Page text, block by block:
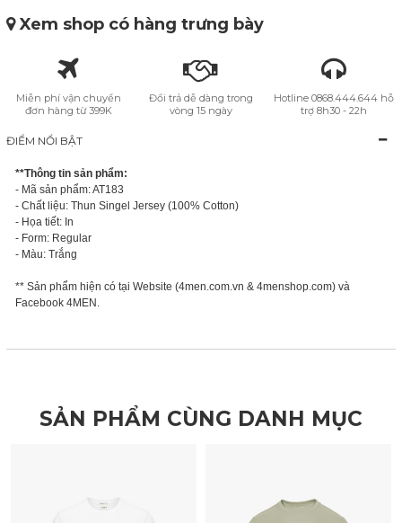
Xem shop có hàng trưng bày
Miễn phí vận chuyển
đơn hàng từ 399K
Đổi trả dễ dàng trong
vòng 15 ngày
Hotline 0868.444.644 hỗ
trợ 8h30 - 22h
ĐIỂM NỔI BẬT
**Thông tin sản phẩm:
- Mã sản phẩm: AT183
- Chất liệu: Thun Singel Jersey (100% Cotton)
- Họa tiết: In
- Form: Regular
- Màu: Trắng
** Sản phẩm hiện có tại Website (4men.com.vn & 4menshop.com) và
Facebook 4MEN.
SẢN PHẨM CÙNG DANH MỤC